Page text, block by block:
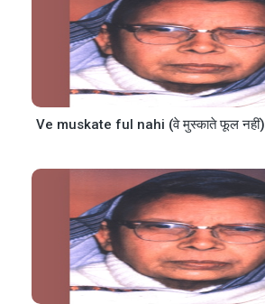
Ve muskate ful nahi (वे मुस्काते फूल नहीं)